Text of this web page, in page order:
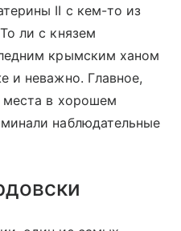
II с кем-то из
ли с князем
крымским ханом
и неважно. Главное,
места в хорошем
наблюдательные